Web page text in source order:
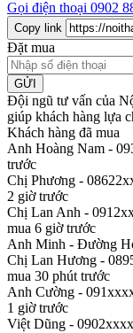
Gọi điện thoại 0902
Copy link
Đặt mua
GỬI
Đội ngũ tư vấn của
giúp khách hàng lựa
Khách hàng đã mua
Anh Hoàng Nam -
trước
Chị Phương -
2 giờ trước
Chị Lan Anh -
mua 6 giờ trước
Anh Minh - Đường
Chị Lan Hương -
mua 30 phút trước
Anh Cường -
1 giờ trước
Việt Dũng -